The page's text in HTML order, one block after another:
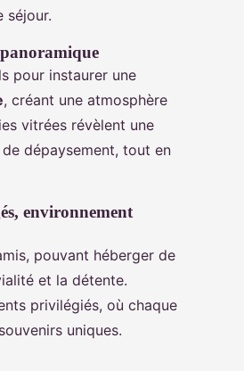
séjour.
pour instaurer une
, créant une atmosphère
vitrées révèlent une
dépaysement, tout en
environnement
pouvant héberger de
et la détente.
privilégiés, où chaque
uniques.